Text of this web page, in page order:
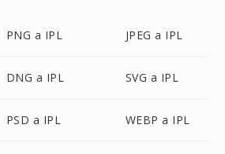
PNG a IPL JPEG a IPL
DNG a IPL SVG a IPL
PSD a IPL WEBP a IPL